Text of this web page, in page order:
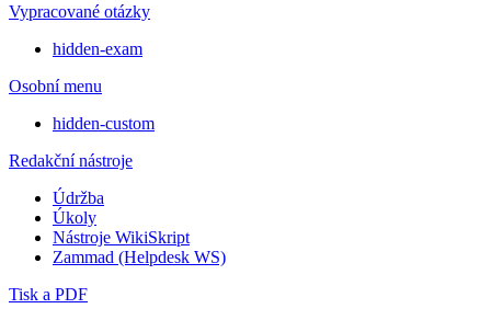
Vypracované otázky
hidden-exam
Osobní menu
hidden-custom
Redakční nástroje
Údržba
Úkoly
Nástroje WikiSkript
Zammad (Helpdesk WS)
Tisk a PDF